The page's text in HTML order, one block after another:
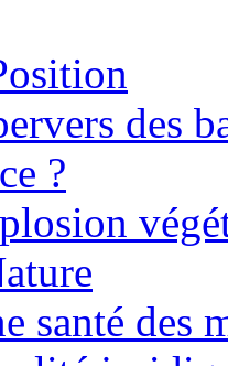
des
?
santé des